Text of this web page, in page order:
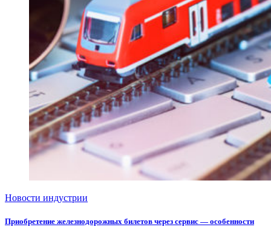
Новости индустрии
Приобретение железнодорожных билетов через сервис — особенности